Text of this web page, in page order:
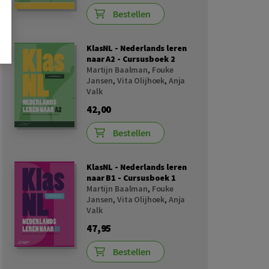
Bestellen
KlasNL - Nederlands leren
naar A2 - Cursusboek 2
Martijn Baalman, Fouke
Jansen, Vita Olijhoek, Anja
Valk
42,00
Bestellen
KlasNL - Nederlands leren
naar B1 - Cursusboek 1
Martijn Baalman, Fouke
Jansen, Vita Olijhoek, Anja
Valk
47,95
Bestellen